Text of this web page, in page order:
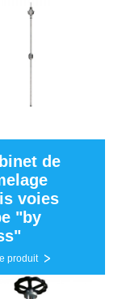
de
voies
"by
produit